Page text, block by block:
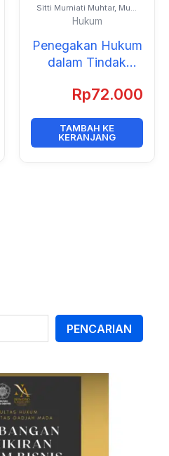
PENCARIAN
Sitti Murniati Muhtar, Muh.
Iqbal Sultan, dan
Muhammad Fitrah
Hukum
Penegakan Hukum
dalam Tindak
Online
Rp72.000
TAMBAH KE
KERANJANG